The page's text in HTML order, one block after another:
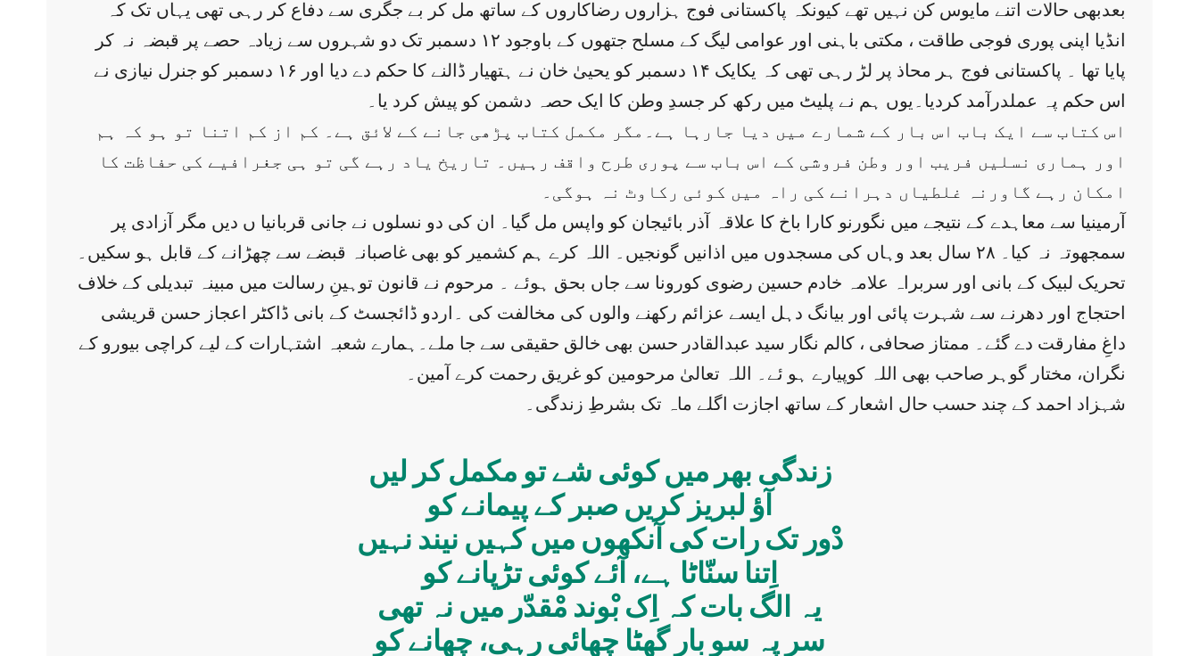
بعدبھی حالات اتنے مایوس کن نہیں تھے کیونکہ پاکستانی فوج ہزاروں رضاکاروں کے ساتھ مل کر بے جگری سے دفاع کر رہی تھی یہاں تک کہ
انڈیا اپنی پوری فوجی طاقت ، مکتی باہنی اور عوامی لیگ کے مسلح جتھوں کے باوجود ۱۲ دسمبر تک دو شہروں سے زیادہ حصے پر قبضہ نہ کر
پایا تھا ۔ پاکستانی فوج ہر محاذ پر لڑ رہی تھی کہ یکایک ۱۴ دسمبر کو یحییٰ خان نے ہتھیار ڈالنے کا حکم دے دیا اور ۱۶ دسمبر کو جنرل نیازی نے
اس حکم پہ عملدرآمد کردیا۔یوں ہم نے پلیٹ میں رکھ کر جسدِ وطن کا ایک حصہ دشمن کو پیش کرد یا۔
اس کتاب سے ایک باب اس بار کے شمارے میں دیا جارہا ہے۔مگر مکمل کتاب پڑھی جانے کے لائق ہے۔ کم از کم اتنا تو ہو کہ ہم
اور ہماری نسلیں فریب اور وطن فروشی کے اس باب سے پوری طرح واقف رہیں۔ تاریخ یاد رہے گی تو ہی جغرافیے کی حفاظت کا
امکان رہے گاورنہ غلطیاں دہرانے کی راہ میں کوئی رکاوٹ نہ ہوگی۔
آرمینیا سے معاہدے کے نتیجے میں نگورنو کارا باخ کا علاقہ آذر بائیجان کو واپس مل گیا۔ ان کی دو نسلوں نے جانی قربانیا ں دیں مگر آزادی پر
سمجھوتہ نہ کیا۔ ۲۸ سال بعد وہاں کی مسجدوں میں اذانیں گونجیں۔ اللہ کرے ہم کشمیر کو بھی غاصبانہ قبضے سے چھڑانے کے قابل ہو سکیں۔
تحریک لبیک کے بانی اور سربراہ علامہ خادم حسین رضوی کورونا سے جاں بحق ہوئے ۔ مرحوم نے قانون توہینِ رسالت میں مبینہ تبدیلی کے خلاف
احتجاج اور دھرنے سے شہرت پائی اور بیانگ دہل ایسے عزائم رکھنے والوں کی مخالفت کی ۔اردو ڈائجسٹ کے بانی ڈاکٹر اعجاز حسن قریشی
داغِ مفارقت دے گئے۔ ممتاز صحافی ، کالم نگار سید عبدالقادر حسن بھی خالق حقیقی سے جا ملے۔ہمارے شعبہ اشتہارات کے لیے کراچی بیورو کے
نگران، مختار گوہر صاحب بھی اللہ کوپیارے ہو ئے۔ اللہ تعالیٰ مرحومین کو غریق رحمت کرے آمین۔
شہزاد احمد کے چند حسب حال اشعار کے ساتھ اجازت اگلے ماہ تک بشرطِ زندگی۔
زندگی بھر میں کوئی شے تو مکمل کر لیں
آؤ لبریز کریں صبر کے پیمانے کو
دْور تک رات کی آنکھوں میں کہیں نیند نہیں
اِتنا سنّاٹا ہے، آئے کوئی تڑپانے کو
یہ الگ بات کہ اِک بْوند مْقدّر میں نہ تھی
سر پہ سو بار گھٹا چھائی رہی، چھانے کو